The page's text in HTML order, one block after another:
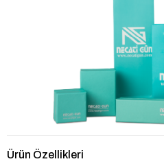
Ürün Özellikleri